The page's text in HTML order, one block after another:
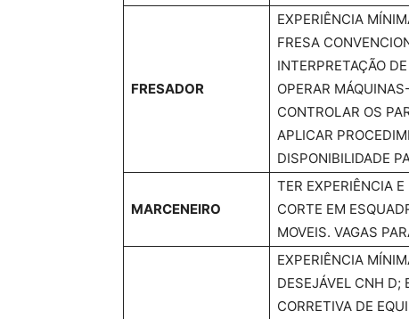
FRESADOR
EXPERIÊNCIA
FRESA
INTERPRETAÇÃO
OPERAR
CONTROLAR OS
APLICAR
DISPONIBILIDADE
MARCENEIRO
TER EXPERIÊNCIA
CORTE EM
MOVEIS. VAGAS
EXPERIÊNCIA
DESEJÁVEL CNH D;
CORRETIVA DE